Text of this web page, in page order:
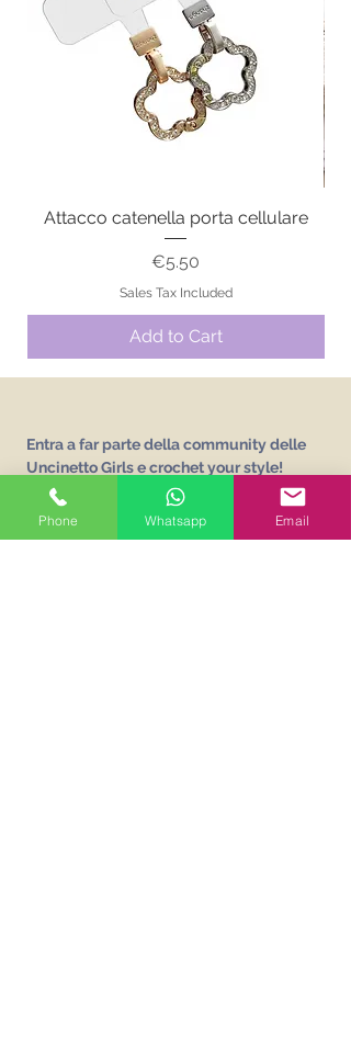
Attacco catenella porta cellulare
Price
€5.50
Sales Tax Included
Add to Cart
Entra a far parte della community delle
Uncinetto Girls e crochet your style!
Iscriviti alla newsletter e ricevi gratuitamente
L'abc delle Uncinetto Girls
un vocabolario sui
Phone Whatsapp Email